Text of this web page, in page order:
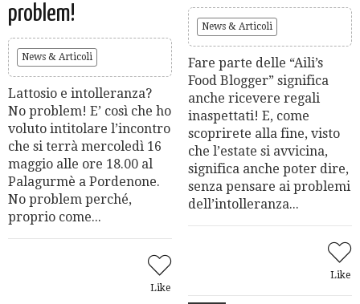
problem!
News & Articoli
Lattosio e intolleranza?
No problem! E’ così che ho
voluto intitolare l’incontro
che si terrà mercoledì 16
maggio alle ore 18.00 al
Palagurmè a Pordenone.
No problem perché,
proprio come...
Like
News & Articoli
Fare parte delle “Aili’s
Food Blogger” significa
anche ricevere regali
inaspettati! E, come
scoprirete alla fine, visto
che l’estate si avvicina,
significa anche poter dire,
senza pensare ai problemi
dell’intolleranza...
Like